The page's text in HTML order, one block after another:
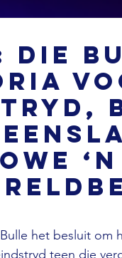
Die
‘n
het besluit om
teen die